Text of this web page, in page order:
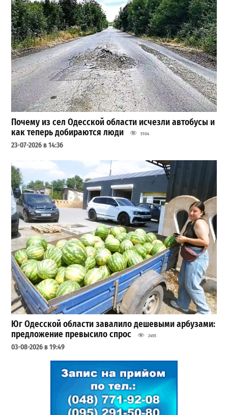
Почему из сел Одесской области исчезли автобусы и
как теперь добираются люди
5104
23-07-2026 в 14:36
Юг Одесской области завалило дешевыми арбузами:
предложение превысило спрос
2455
03-08-2026 в 19:49